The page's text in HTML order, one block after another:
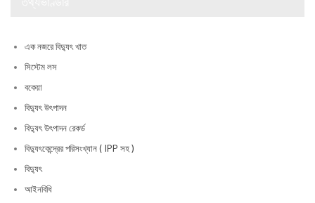
এক নজরে বিদ্যুৎ খাত
সিস্টেম লস
বকেয়া
বিদ্যুৎ উৎপাদন
বিদ্যুৎ উৎপাদন রেকর্ড
বিদ্যুৎকেন্দ্রের পরিসংখ্যান ( IPP সহ )
বিদ্যুৎ
আইনবিধি